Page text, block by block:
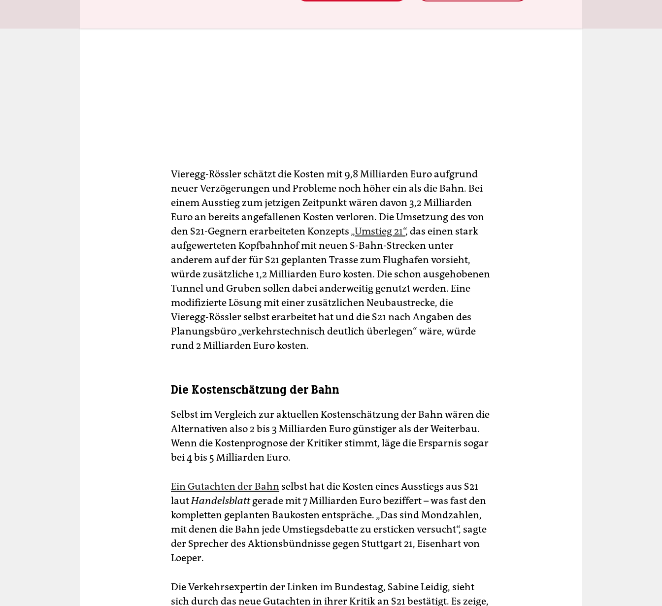
Vieregg-Rössler schätzt die Kosten mit 9,8 Milliarden Euro aufgrund
neuer Verzögerungen und Probleme noch höher ein als die Bahn. Bei
einem Ausstieg zum jetzigen Zeitpunkt wären davon 3,2 Milliarden
Euro an bereits angefallenen Kosten verloren. Die Umsetzung des von
den S21-Gegnern erarbeiteten Konzepts „Umstieg 21“, das einen stark
aufgewerteten Kopfbahnhof mit neuen S-Bahn-Strecken unter
anderem auf der für S21 geplanten Trasse zum Flughafen vorsieht,
würde zusätzliche 1,2 Milliarden Euro kosten. Die schon ausgehobenen
Tunnel und Gruben sollen dabei anderweitig genutzt werden. Eine
modifizierte Lösung mit einer zusätzlichen Neubaustrecke, die
Vieregg-Rössler selbst erarbeitet hat und die S21 nach Angaben des
Planungsbüro „verkehrstechnisch deutlich überlegen“ wäre, würde
rund 2 Milliarden Euro kosten.
Die Kostenschätzung der Bahn
Selbst im Vergleich zur aktuellen Kostenschätzung der Bahn wären die
Alternativen also 2 bis 3 Milliarden Euro günstiger als der Weiterbau.
Wenn die Kostenprognose der Kritiker stimmt, läge die Ersparnis sogar
bei 4 bis 5 Milliarden Euro.
Ein Gutachten der Bahn selbst hat die Kosten eines Ausstiegs aus S21
lautHandelsblattgerade mit 7 Milliarden Euro beziffert – was fast den
kompletten geplanten Baukosten entspräche. „Das sind Mondzahlen,
mit denen die Bahn jede Umstiegsdebatte zu ersticken versucht“, sagte
der Sprecher des Aktionsbündnisse gegen Stuttgart 21, Eisenhart von
Loeper.
Die Verkehrsexpertin der Linken im Bundestag, Sabine Leidig, sieht
sich durch das neue Gutachten in ihrer Kritik an S21 bestätigt. Es zeige,